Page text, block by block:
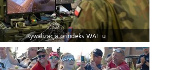
Rywalizacja o indeks WAT-u